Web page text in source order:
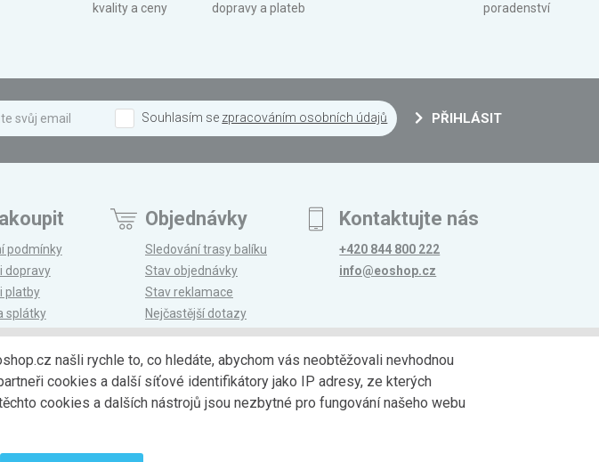
kvality a ceny
dopravy a plateb
poradenství
Souhlasím se zpracováním osobních údajů PŘIHLÁSIT
podmínky
dopravy
platby
splátky
a vrácení
Objednávky
Sledování trasy balíku
Stav objednávky
Stav reklamace
Nejčastější dotazy
Kontaktujte nás
+420 844 800 222
info@eoshop.cz
Možnosti dopravy Partneři
našli rychle to, co hledáte, abychom vás neobtěžovali nevhodnou
cookies a další síťové identifikátory jako IP adresy, ze kterých
cookies a dalších nástrojů jsou nezbytné pro fungování našeho webu